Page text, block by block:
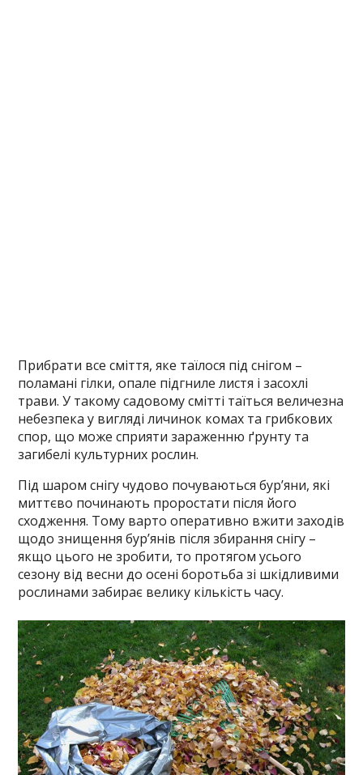
Прибрати все сміття, яке таїлося під снігом –
поламані гілки, опале підгниле листя і засохлі
трави. У такому садовому смітті таїться величезна
небезпека у вигляді личинок комах та грибкових
спор, що може сприяти зараженню ґрунту та
загибелі культурних рослин.
Під шаром снігу чудово почуваються бур’яни, які
миттєво починають проростати після його
сходження. Тому варто оперативно вжити заходів
щодо знищення бур’янів після збирання снігу –
якщо цього не зробити, то протягом усього
сезону від весни до осені боротьба зі шкідливими
рослинами забирає велику кількість часу.